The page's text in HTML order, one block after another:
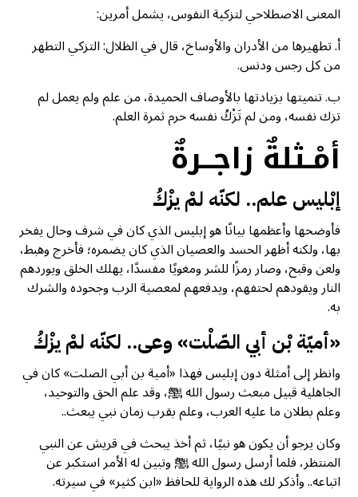
المعنى الاصطلاحي لتزكية النفوس، يشمل أمرين:
أ‌. تطهيرها من الأدران والأوساخ، قال في الظلال: التزكي التطهر
من كل رجس ودنس.
ب‌. تنميتها بزيادتها بالأوصاف الحميدة، من علم ولم يعمل لم
تزك نفسه، ومن لم تَزْكُ نفسه حرم ثمرة العلم.
أمْـثلةٌ زاجــرةٌ
إبْليس علم.. لكنّه لمْ يزْكُ
فأوضحها وأعظمها بيانًا هو إبليس الذي كان في شرف وحال يفخر
بها، ولكنه أظهر الحسد والعصيان الذي كان يضمره؛ فأخرج وهبط،
ولعن وقبح، وصار رمزًا للشر ومغويًا مفسدًا، يهلك الخلق ويوردهم
النار ويقودهم لحتفهم، ويدفعهم لمعصية الرب وجحوده والشرك
به.
«أميّة بْن أبي الصّلْت» وعى.. لكنّه لمْ يزْكُ
وانظر إلى أمثلة دون إبليس فهذا «أمية بن أبي الصلت» كان في
الجاهلية قبيل مبعث رسول الله ﷺ، وقد علم الحق والتوحيد،
وعلم بطلان ما عليه العرب، وعلم بقرب زمان نبي يبعث..
وكان يرجو أن يكون هو نبيًا، ثم أخذ يبحث في قريش عن النبي
المنتظر، فلما أرسل رسول الله ﷺ وتبين له الأمر استكبر عن
اتباعه.. وأذكر لك هذه الرواية للحافظ «ابن كثير» في سيرته.